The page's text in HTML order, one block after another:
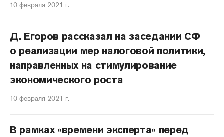
10 февраля 2021 г.
Д. Егоров рассказал на заседании СФ
о реализации мер налоговой политики,
направленных на стимулирование
экономического роста
10 февраля 2021 г.
В рамках «времени эксперта» перед